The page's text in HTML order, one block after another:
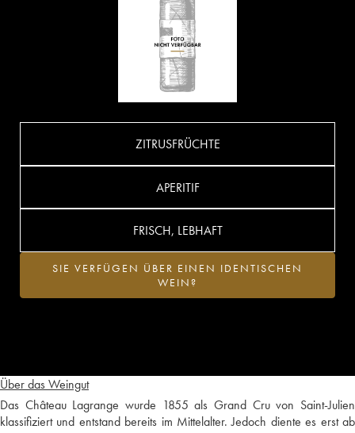
Über das Weingut
Das Château Lagrange wurde 1855 als Grand Cru von Saint-Julien
klassifiziert und entstand bereits im Mittelalter. Jedoch diente es erst ab
ZITRUSFRÜCHTE
APERITIF
FRISCH, LEBHAFT
SIE VERFÜGEN ÜBER EINEN IDENTISCHEN
WEIN?